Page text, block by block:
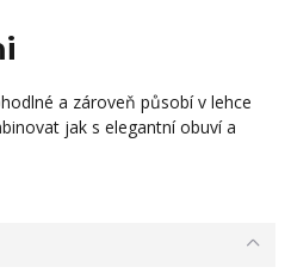
a zároveň působí v lehce
jak s elegantní obuví a